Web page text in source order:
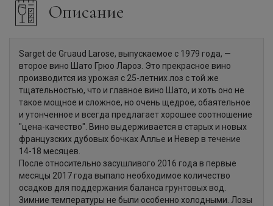
Описание
Sarget de Gruaud Larose, выпускаемое с 1979 года, —
второе вино Шато Грюо Лароз. Это прекрасное вино
производится из урожая с 25-летних лоз с той же
тщательностью, что и главное вино Шато, и хоть оно не
такое мощное и сложное, но очень щедрое, обаятельное
и утонченное и всегда предлагает хорошее соотношение
"цена-качество". Вино выдерживается в старых и новых
французских дубовых бочках Аллье и Невер в течение
14-18 месяцев.
После относительно засушливого 2016 года в первые
месяцы 2017 года выпало необходимое количество
осадков для поддержания баланса грунтовых вод.
Зимние температуры не были особенно холодными. Лозы